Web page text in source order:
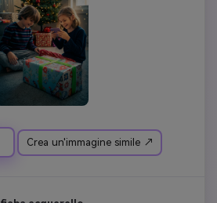
Crea un'immagine simile ↗